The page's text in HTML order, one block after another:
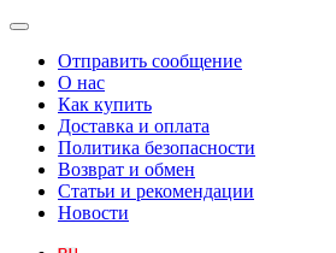
Отправить сообщение
О нас
Как купить
Доставка и оплата
Политика безопасности
Возврат и обмен
Статьи и рекомендации
Новости